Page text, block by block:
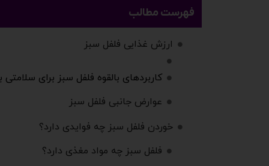
فهرست مطالب
ارزش غذایی فلفل سبز
کاربردهای بالقوه فلفل سبز برای سلامتی
عوارض جانبی فلفل سبز
خوردن فلفل سبز چه فوایدی دارد؟
فلفل سبز چه مواد مغذی دارد؟